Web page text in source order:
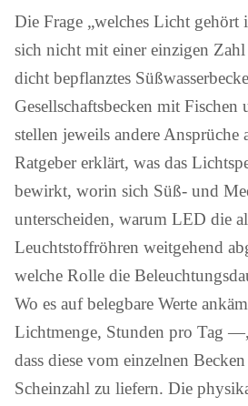
Die Frage „welches Licht gehört
sich nicht mit einer einzigen
dicht bepflanztes
Gesellschaftsbecken mit
stellen jeweils andere Ansprüche
Ratgeber erklärt, was das
bewirkt, worin sich Süß- und
unterscheiden, warum LED die
Leuchtstoffröhren weitgehend
welche Rolle die
Wo es auf belegbare Werte
Lichtmenge, Stunden pro Tag
dass diese vom einzelnen
Scheinzahl zu liefern. Die